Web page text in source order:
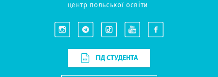
центр польської освіти
ГІД СТУДЕНТА